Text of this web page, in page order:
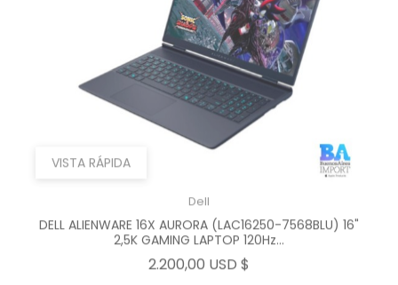
VISTA RÁPIDA
Dell
DELL ALIENWARE 16X AURORA (LAC16250-7568BLU) 16"
2,5K GAMING LAPTOP 120Hz...
2.200,00 USD $